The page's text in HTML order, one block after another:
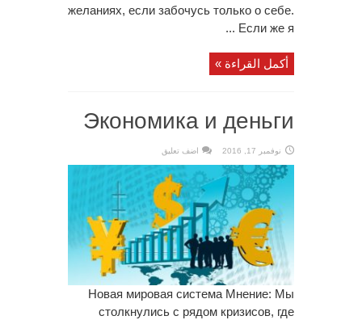
желаниях, если забочусь только о себе.
Если же я ...
أكمل القراءة »
Экономика и деньги
نوفمبر 17, 2016 اضف تعليق
Новая мировая система Мнение: Мы
столкнулись с рядом кризисов, где